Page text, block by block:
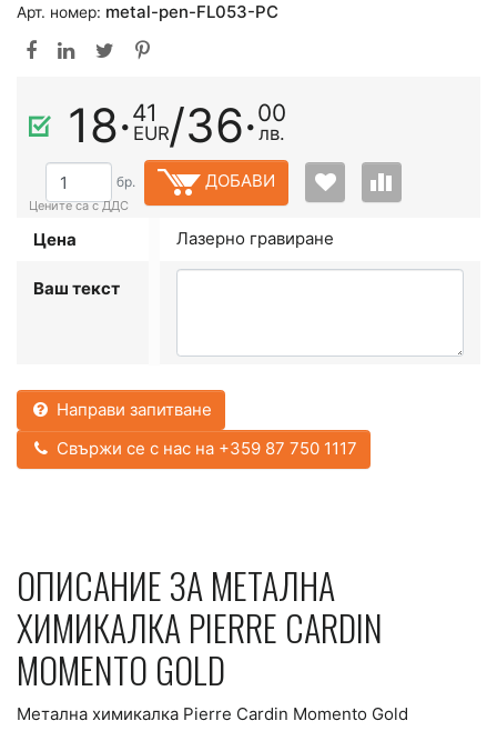
Арт. номер: metal-pen-FL053-PC
18·41
EUR/36·00
лв.
бр. ДОБАВИ
Цена Лазерно гравиране
Ваш текст
Направи запитване
Свържи се с нас на +359 87 750 1117
ОПИСАНИЕ ЗА МЕТАЛНА
ХИМИКАЛКА PIERRE CARDIN
MOMENTO GOLD
Метална химикалка Pierre Cardin Momento Gold